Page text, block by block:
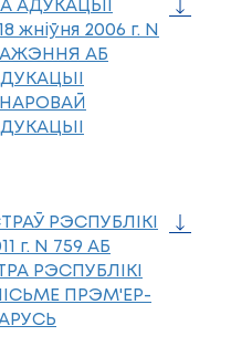
АДУКАЦЫI
жнiўня 2006 г. N
АБ
РЭСПУБЛIКI
г. N 759 АБ
РЭСПУБЛIКI
ПРЭМ'ЕР-